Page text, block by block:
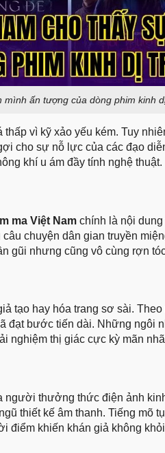
ấn tượng của dòng phim kinh
vì kỹ xảo yếu kém. Tuy
cho sự nỗ lực của các đạo
khí u ám đầy tính nghệ thuật.
ma Việt Nam chính là nội
chuyện dân gian truyền
gũi nhưng cũng vô cùng rợn
tạo hay hóa trang sơ sài.
đạt bước tiến dài. Những ngôi
nghiệm thị giác cực kỳ mãn
người thưởng thức điện ảnh
thiết kế âm thanh. Tiếng mõ
điểm khiến khán giả không